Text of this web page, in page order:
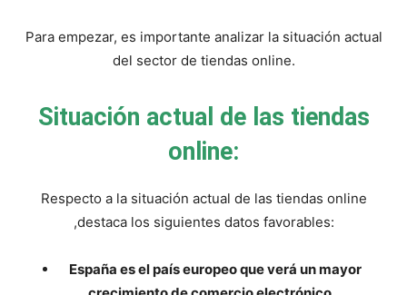
economia.
Para empezar, es importante analizar la situación actual
del sector de tiendas online.
Situación actual de las tiendas
online:
Respecto a la situación actual de las tiendas online
,destaca los siguientes datos favorables:
España es el país europeo que verá un mayor